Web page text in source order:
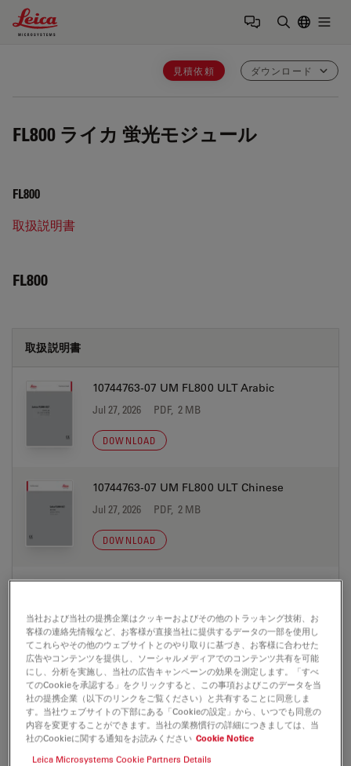
Leica Microsystems Logo
見積依頼 ダウンロード
FL800 ライカ 蛍光モジュール
FL800
取扱説明書
FL800
取扱説明書
10744763-07 UM FL800 ULT Arabic
Jul 27, 2026 PDF, 2 MB
DOWNLOAD
10744763-07 UM FL800 ULT Chinese
Jul 27, 2026 PDF, 2 MB
DOWNLOAD
DOWNLOAD
10744763-07 UM FL800 ULT English
Jul 27, 2026 PDF, 2 MB
DOWNLOAD
当社および当社の提携企業はクッキーおよびその他のトラッキング技術、お
客様の連絡先情報など、お客様が直接当社に提供するデータの一部を使用し
てこれらやその他のウェブサイトとのやり取りに基づき、お客様に合わせた
広告やコンテンツを提供し、ソーシャルメディアでのコンテンツ共有を可能
にし、分析を実施し、当社の広告キャンペーンの効果を測定します。「すべ
てのCookieを承認する」をクリックすると、この事項およびこのデータを当
社の提携企業（以下のリンクをご覧ください）と共有することに同意しま
す。当社ウェブサイトの下部にある「Cookieの設定」から、いつでも同意の
内容を変更することができます。当社の業務慣行の詳細につきましては、当
社のCookieに関する通知をお読みください Cookie Notice
Leica Microsystems Cookie Partners Details